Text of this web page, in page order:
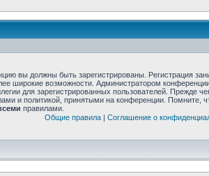
вы должны быть зарегистрированы. Регистрация
широкие возможности. Администратором
для зарегистрированных пользователей. Прежде
и политикой, принятыми на конференции. Помните,
правилами.
Общие правила| Соглашение о